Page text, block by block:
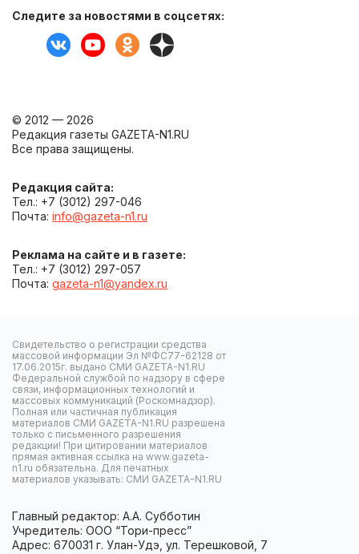
Следите за новостями в соцсетях:
© 2012 — 2026
Редакция газеты GAZETA-N1.RU
Все права защищены.
Редакция сайта:
Тел.: +7 (3012) 297-046
Почта: info@gazeta-n1.ru
Реклама на сайте и в газете:
Тел.: +7 (3012) 297-057
Почта: gazeta-n1@yandex.ru
Свидетельство о регистрации средства
массовой информации Эл №ФС77-62128 от
17.06.2015г. выдано СМИ GAZETA-N1.RU
Федеральной службой по надзору в сфере
связи, информационных технологий и
массовых коммуникаций (Роскомнадзор).
Полная или частичная публикация
материалов СМИ GAZETA-N1.RU разрешена
только с письменного разрешения
редакции! При цитировании материалов
прямая активная ссылка на www.gazeta-
n1.ru обязательна. Для печатных
материалов указывать: СМИ GAZETA-N1.RU
Главный редактор: А.А. Субботин
Учредитель: ООО “Тори-пресс”
Адрес: 670031 г. Улан-Удэ, ул. Терешковой, 7